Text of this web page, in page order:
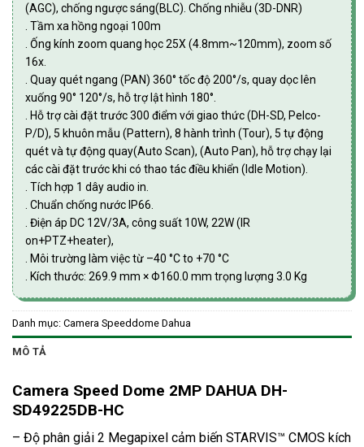
(AGC), chống ngược sáng(BLC). Chống nhiễu (3D-DNR)
. Tầm xa hồng ngoại 100m
. Ống kính zoom quang học 25X (4.8mm~120mm), zoom số
16x.
. Quay quét ngang (PAN) 360° tốc độ 200°/s, quay dọc lên
xuống 90° 120°/s, hỗ trợ lật hình 180°.
. Hỗ trợ cài đặt trước 300 điểm với giao thức (DH-SD, Pelco-
P/D), 5 khuôn mẫu (Pattern), 8 hành trình (Tour), 5 tự động
quét và tự động quay(Auto Scan), (Auto Pan), hỗ trợ chạy lại
các cài đặt trước khi có thao tác điều khiển (Idle Motion).
. Tích hợp 1 dây audio in.
. Chuẩn chống nước IP66.
. Điện áp DC 12V/3A, công suất 10W, 22W (IR
on+PTZ+heater),
. Môi trường làm việc từ –40 °C to +70 °C
. Kích thước: 269.9 mm × Φ160.0 mm trọng lượng 3.0 Kg
Danh mục: Camera Speeddome Dahua
MÔ TẢ
Camera Speed Dome 2MP DAHUA DH-
SD49225DB-HC
– Độ phân giải 2 Megapixel cảm biến STARVIS™ CMOS kích